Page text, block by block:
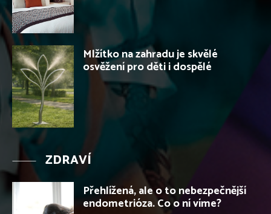
Mlžítko na zahradu je skvělé
osvěžení pro děti i dospělé
ZDRAVÍ
Přehlížená, ale o to nebezpečnější
endometrióza. Co o ní víme?